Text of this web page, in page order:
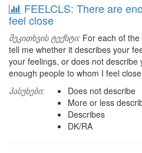
FEELCLS: There are
feel close
შეკითხვის ტექსტი: For each of
tell me whether it describes your
your feelings, or does not
enough people to whom I feel
პასუხები:
Does not describe
More or less
Describes
DK/RA